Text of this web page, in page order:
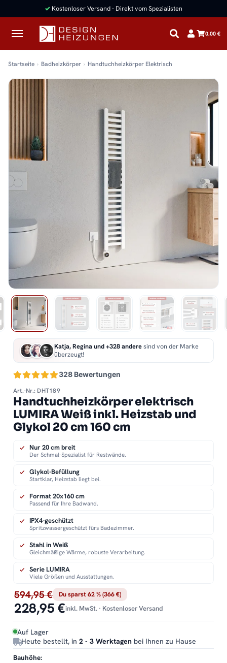
✓ Kostenloser Versand · Direkt vom Spezialisten
0,00 €
Startseite Badheizkörper Handtuchheizkörper Elektrisch
328 Bewertungen
Katja, Regina und +328 anderesind von der Marke
überzeugt!
Art.-Nr.: DHT189
Handtuchheizkörper elektrisch
LUMIRA Weiß inkl. Heizstab und
Glykol 20 cm 160 cm
594,95 € Du sparst 62 % (366 €)
228,95 €inkl. MwSt. · Kostenloser Versand
Auf Lager
Heute bestellt, in 2 - 3 Werktagen bei Ihnen zu Hause
Nur 20 cm breit
Der Schmal-Spezialist für Restwände.
Glykol-Befüllung
Startklar, Heizstab liegt bei.
Format 20x160 cm
Passend für Ihre Badwand.
IPX4-geschützt
Spritzwassergeschützt fürs Badezimmer.
Stahl in Weiß
Gleichmäßige Wärme, robuste Verarbeitung.
Serie LUMIRA
Viele Größen und Ausstattungen.
Bauhöhe: